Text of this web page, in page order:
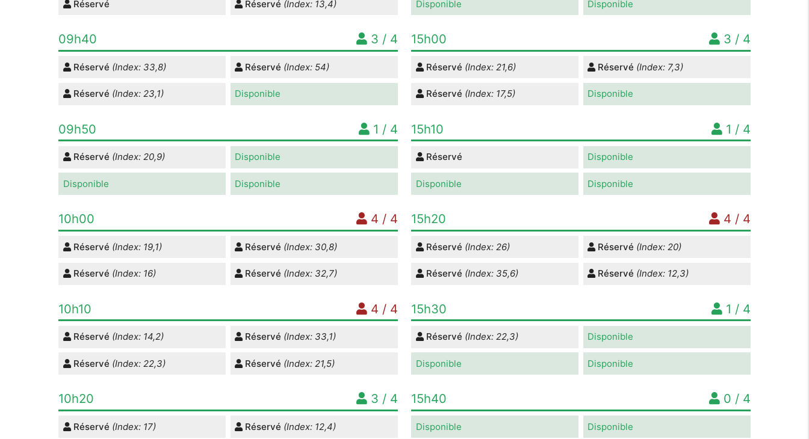
Réservé Réservé (Index: 13,4)
09h40 3 / 4
Réservé (Index: 33,8) Réservé (Index: 54)
Réservé (Index: 23,1) Disponible
09h50 1 / 4
Réservé (Index: 20,9) Disponible
Disponible Disponible
10h00 4 / 4
Réservé (Index: 19,1) Réservé (Index: 30,8)
Réservé (Index: 16) Réservé (Index: 32,7)
10h10 4 / 4
Réservé (Index: 14,2) Réservé (Index: 33,1)
Réservé (Index: 22,3) Réservé (Index: 21,5)
10h20 3 / 4
Réservé (Index: 17) Réservé (Index: 12,4)
Disponible Disponible
15h00 3 / 4
Réservé (Index: 21,6) Réservé (Index: 7,3)
Réservé (Index: 17,5) Disponible
15h10 1 / 4
Réservé Disponible
Disponible Disponible
15h20 4 / 4
Réservé (Index: 26) Réservé (Index: 20)
Réservé (Index: 35,6) Réservé (Index: 12,3)
15h30 1 / 4
Réservé (Index: 22,3) Disponible
Disponible Disponible
15h40 0 / 4
Disponible Disponible